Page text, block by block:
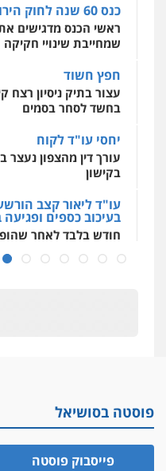
מרכז
אסירים
לעורכי דין
כנס 60 שנה לחוק הירושה
ראשי הכנס מדגישים
שמחייבת שינויי חקיקה
חפץ חשוד
עצור בתיק ניסיון רצח
בחשד לסחר בסמים
יחסי עו"ד לקוח
עורך דין מהצפון
בקישון
עו"ד ליאור קצב
בעיכוב כספים
חודש בלבד לאחר
אלה המינויים
נוספים
פוסטה בסושיאל
פייסבוק פוסטה